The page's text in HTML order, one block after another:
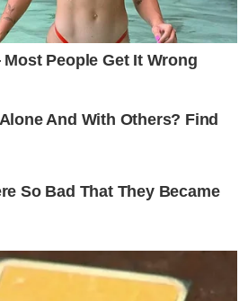
People Get It Wrong
And With Others? Find
So Bad That They Became